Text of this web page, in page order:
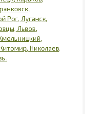
Рог, Луганск,
Львов,
Николаев,